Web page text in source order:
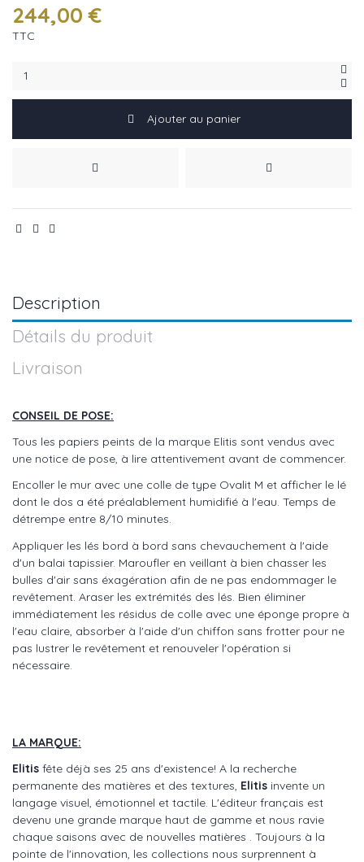
244,00 €
TTC
Ajouter au panier
Description
Détails du produit
Livraison
CONSEIL DE POSE:
Tous les papiers peints de la marque Elitis sont vendus avec
une notice de pose, à lire attentivement avant de commencer.
Encoller le mur avec une colle de type Ovalit M et afficher le lé
dont le dos a été préalablement humidifié à l'eau. Temps de
détrempe entre 8/10 minutes.
Appliquer les lés bord à bord sans chevauchement à l'aide
d'un balai tapissier. Maroufler en veillant à bien chasser les
bulles d'air sans éxagération afin de ne pas endommager le
revêtement. Araser les extrémités des lés. Bien éliminer
immédiatement les résidus de colle avec une éponge propre à
l'eau claire, absorber à l'aide d'un chiffon sans frotter pour ne
pas lustrer le revêtement et renouveler l'opération si
nécessaire.
LA MARQUE:
Elitis fête déjà ses 25 ans d'existence! A la recherche
permanente des matières et des textures, Elitis invente un
langage visuel, émotionnel et tactile. L'éditeur français est
devenu une grande marque haut de gamme et nous ravie
chaque saisons avec de nouvelles matières . Toujours à la
pointe de l'innovation, les collections nous surprennent à